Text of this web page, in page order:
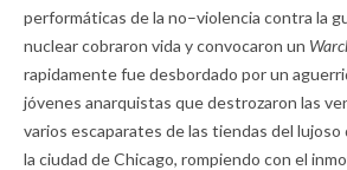
performáticas de la no–violencia contra la
nuclear cobraron vida y convocaron un
rapidamente fue desbordado por un
jóvenes anarquistas que destrozaron las
varios escaparates de las tiendas del
la ciudad de Chicago, rompiendo con el